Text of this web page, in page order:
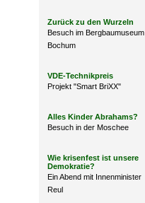
Zurück zu den Wurzeln
Besuch im Bergbaumuseum
Bochum
VDE-Technikpreis
Projekt "Smart BriXX"
Alles Kinder Abrahams?
Besuch in der Moschee
Wie krisenfest ist unsere
Demokratie?
Ein Abend mit Innenminister
Reul